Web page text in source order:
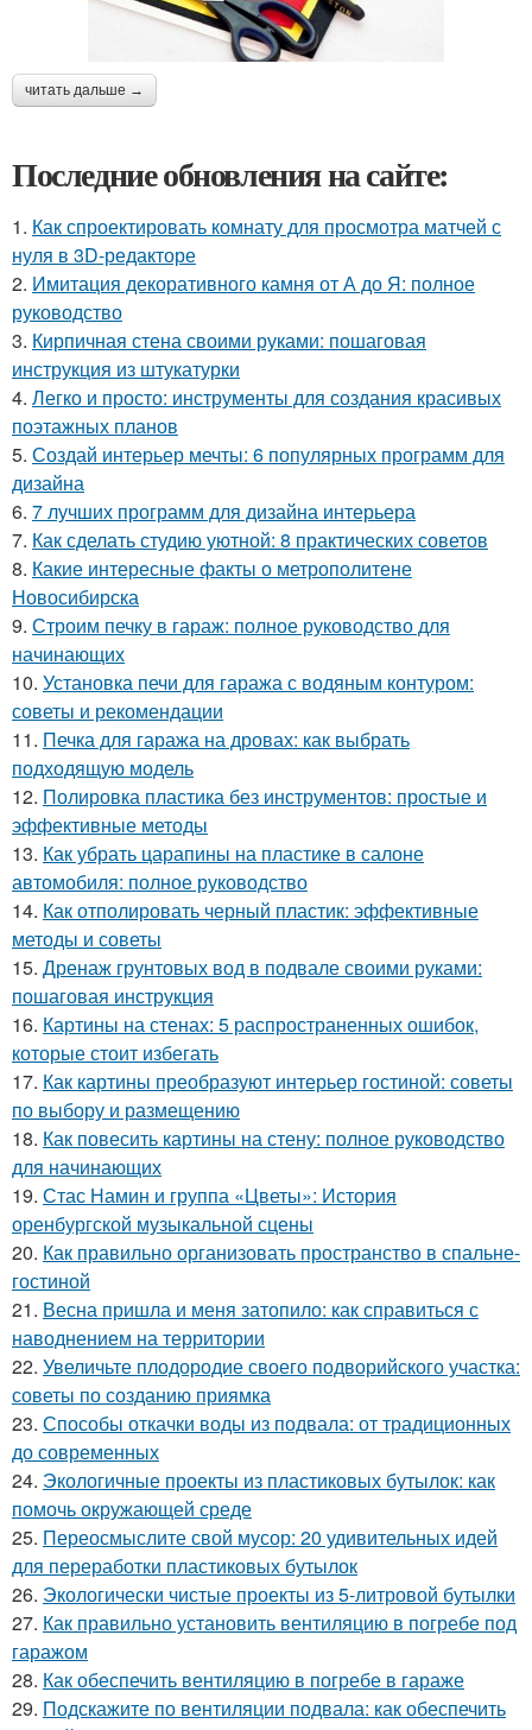
читать дальше →
Последние обновления на сайте:
1. Как спроектировать комнату для просмотра матчей с
нуля в 3D-редакторе
2. Имитация декоративного камня от А до Я: полное
руководство
3. Кирпичная стена своими руками: пошаговая
инструкция из штукатурки
4. Легко и просто: инструменты для создания красивых
поэтажных планов
5. Создай интерьер мечты: 6 популярных программ для
дизайна
6. 7 лучших программ для дизайна интерьера
7. Как сделать студию уютной: 8 практических советов
8. Какие интересные факты о метрополитене
Новосибирска
9. Строим печку в гараж: полное руководство для
начинающих
10. Установка печи для гаража с водяным контуром:
советы и рекомендации
11. Печка для гаража на дровах: как выбрать
подходящую модель
12. Полировка пластика без инструментов: простые и
эффективные методы
13. Как убрать царапины на пластике в салоне
автомобиля: полное руководство
14. Как отполировать черный пластик: эффективные
методы и советы
15. Дренаж грунтовых вод в подвале своими руками:
пошаговая инструкция
16. Картины на стенах: 5 распространенных ошибок,
которые стоит избегать
17. Как картины преобразуют интерьер гостиной: советы
по выбору и размещению
18. Как повесить картины на стену: полное руководство
для начинающих
19. Стас Намин и группа «Цветы»: История
оренбургской музыкальной сцены
20. Как правильно организовать пространство в спальне-
гостиной
21. Весна пришла и меня затопило: как справиться с
наводнением на территории
22. Увеличьте плодородие своего подворийского участка:
советы по созданию приямка
23. Способы откачки воды из подвала: от традиционных
до современных
24. Экологичные проекты из пластиковых бутылок: как
помочь окружающей среде
25. Переосмыслите свой мусор: 20 удивительных идей
для переработки пластиковых бутылок
26. Экологически чистые проекты из 5-литровой бутылки
27. Как правильно установить вентиляцию в погребе под
гаражом
28. Как обеспечить вентиляцию в погребе в гараже
29. Подскажите по вентиляции подвала: как обеспечить